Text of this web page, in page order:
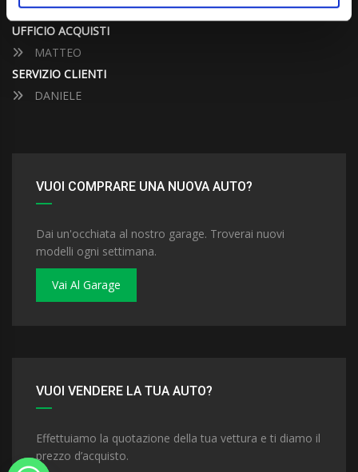
ALESSANDRO
UFFICIO ACQUISTI
MATTEO
SERVIZIO CLIENTI
DANIELE
VUOI COMPRARE UNA NUOVA AUTO?
Dai un'occhiata al nostro garage. Troverai nuovi
modelli ogni settimana.
Vai Al Garage
VUOI VENDERE LA TUA AUTO?
Effettuiamo la quotazione della tua vettura e ti diamo il
prezzo d’acquisto.